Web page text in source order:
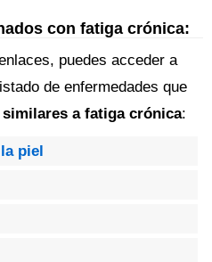
con fatiga crónica:
puedes acceder a
de enfermedades que
a fatiga crónica:
piel